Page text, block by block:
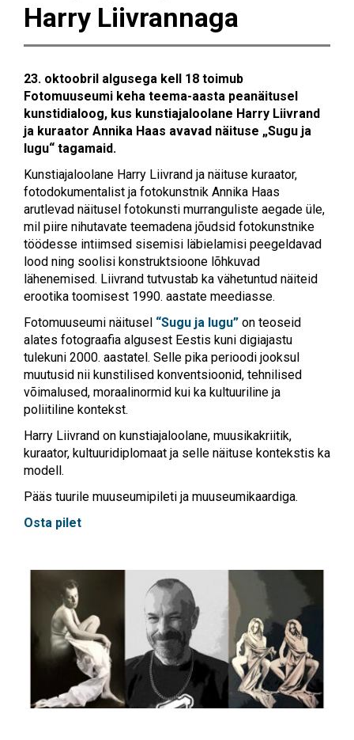
Harry Liivrannaga
23. oktoobril algusega kell 18 toimub
Fotomuuseumi keha teema-aasta peanäitusel
kunstidialoog, kus kunstiajaloolane Harry Liivrand
ja kuraator Annika Haas avavad näituse „Sugu ja
lugu“ tagamaid.
Kunstiajaloolane Harry Liivrand ja näituse kuraator,
fotodokumentalist ja fotokunstnik Annika Haas
arutlevad näitusel fotokunsti murranguliste aegade üle,
mil piire nihutavate teemadena jõudsid fotokunstnike
töödesse intiimsed sisemisi läbielamisi peegeldavad
lood ning soolisi konstruktsioone lõhkuvad
lähenemised. Liivrand tutvustab ka vähetuntud näiteid
erootika toomisest 1990. aastate meediasse.
Fotomuuseumi näitusel “Sugu ja lugu” on teoseid
alates fotograafia algusest Eestis kuni digiajastu
tulekuni 2000. aastatel. Selle pika perioodi jooksul
muutusid nii kunstilised konventsioonid, tehnilised
võimalused, moraalinormid kui ka kultuuriline ja
poliitiline kontekst.
Harry Liivrand on kunstiajaloolane, muusikakriitik,
kuraator, kultuuridiplomaat ja selle näituse kontekstis ka
modell.
Pääs tuurile muuseumipileti ja muuseumikaardiga.
Osta pilet